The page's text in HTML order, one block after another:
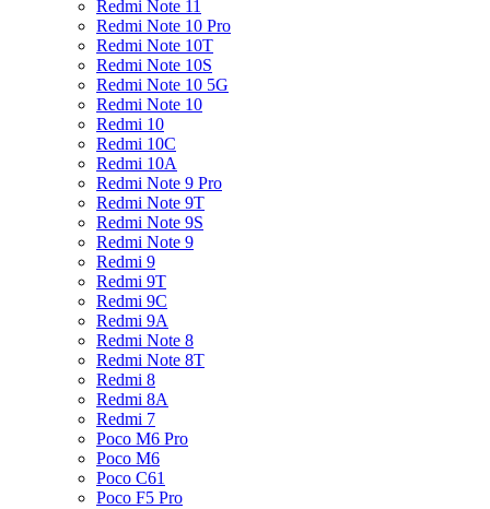
Redmi Note 11
Redmi Note 10 Pro
Redmi Note 10T
Redmi Note 10S
Redmi Note 10 5G
Redmi Note 10
Redmi 10
Redmi 10C
Redmi 10A
Redmi Note 9 Pro
Redmi Note 9T
Redmi Note 9S
Redmi Note 9
Redmi 9
Redmi 9T
Redmi 9C
Redmi 9A
Redmi Note 8
Redmi Note 8T
Redmi 8
Redmi 8A
Redmi 7
Poco M6 Pro
Poco M6
Poco C61
Poco F5 Pro